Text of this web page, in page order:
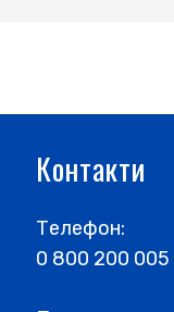
Контакти
Телефон:
0 800 200 005